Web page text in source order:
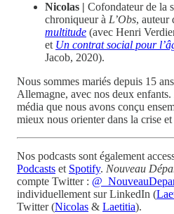
Nicolas | Cofondateur de la
chroniqueur à L’Obs, auteur
multitude (avec Henri
et Un contrat social pour
Jacob, 2020).
Nous sommes mariés depuis 15
Allemagne, avec nos deux enfants.
média que nous avons conçu
mieux nous orienter dans la crise
Nos podcasts sont également
Podcasts et Spotify. Nouveau
compte Twitter :
individuellement sur LinkedIn (
Twitter (Nicolas & Laetitia).